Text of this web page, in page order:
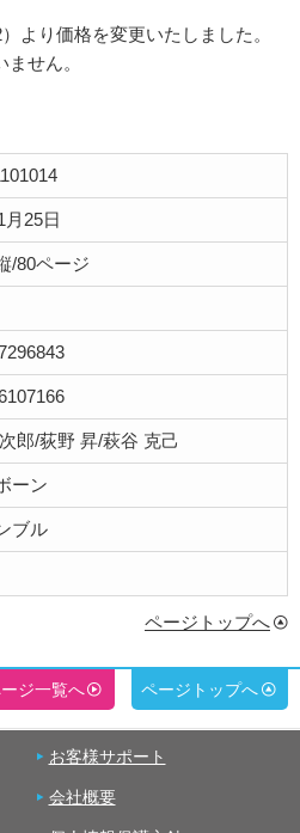
より価格を変更いたしました。
せん。
月25日
/80ページ
郎/荻野 昇/萩谷 克己
ーン
ブル
ページトップへ
ジ一覧へ ページトップへ
お客様サポート
会社概要